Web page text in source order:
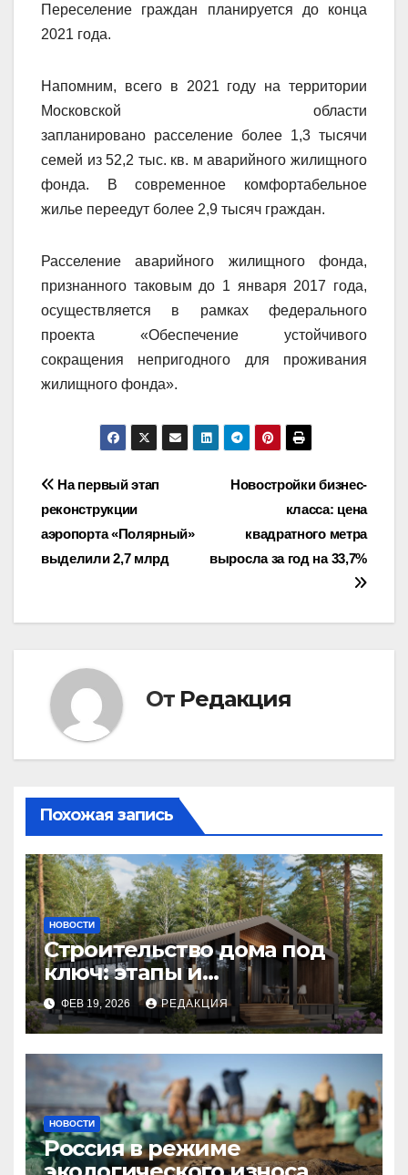
Переселение граждан планируется до конца
2021 года.
Напомним, всего в 2021 году на территории
Московской области
запланировано расселение более 1,3 тысячи
семей из 52,2 тыс. кв. м аварийного жилищного
фонда. В современное комфортабельное
жилье переедут более 2,9 тысяч граждан.
Расселение аварийного жилищного фонда,
признанного таковым до 1 января 2017 года,
осуществляется в рамках федерального
проекта «Обеспечение устойчивого
сокращения непригодного для проживания
жилищного фонда».
Навигация
по
записям
Новостройки бизнес-
класса: цена
квадратного метра
выросла за год на 33,7%
На первый этап
реконструкции
аэропорта «Полярный»
выделили 2,7 млрд
От Редакция
Похожая запись
НОВОСТИ
Строительство дома под
ключ: этапы и
планирование бюджета
ФЕВ 19, 2026 РЕДАКЦИЯ
НОВОСТИ
Россия в режиме